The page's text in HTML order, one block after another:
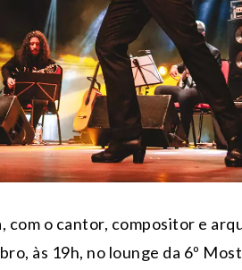
com o cantor, compositor e
às 19h, no lounge da 6º